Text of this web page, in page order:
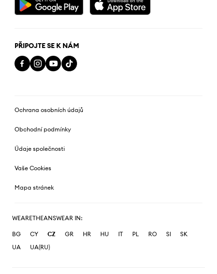
PŘIPOJTE SE K NÁM
Ochrana osobních údajů
Obchodní podmínky
Údaje společnosti
Vaše Cookies
Mapa stránek
WEARETHEANSWEAR IN:
BG CY CZ GR HR HU IT PL RO SI
SK
UA
UA(RU)